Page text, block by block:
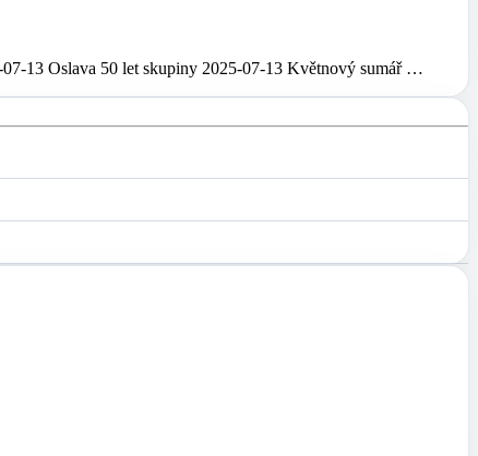
13 Oslava 50 let skupiny 2025-07-13 Květnový sumář …